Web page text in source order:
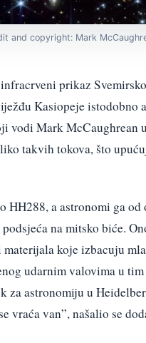
and copyright: Mark
prikaz
Kasiopeje istodobno
vodi Mark McCaughrean
takvih tokova, što
HH288, a astronomi ga
na mitsko biće.
materijala koje izbacuju
udarnim valovima u
astronomiju u
vraća van”, našalio se